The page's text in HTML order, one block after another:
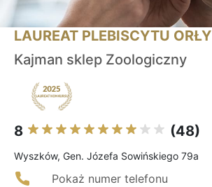
LAUREAT PLEBISCYTU ORŁY
Kajman sklep Zoologiczny
8 (48)
Wyszków, Gen. Józefa Sowińskiego 79a
Pokaż numer telefonu